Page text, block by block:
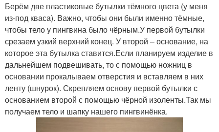
Берём две пластиковые бутылки тёмного цвета (у меня
из-под кваса). Важно, чтобы они были именно тёмные,
чтобы тело у пингвина было чёрным.У первой бутылки
срезаем узкий верхний конец. У второй – основание, на
которое эта бутылка ставится.Если планируем изделие в
дальнейшем подвешивать, то с помощью ножниц в
основании прокалываем отверстия и вставляем в них
ленту (шнурок). Скрепляем основу первой бутылки с
основанием второй с помощью чёрной изоленты.Так мы
получаем тело и шапку нашего пингвинёнка.